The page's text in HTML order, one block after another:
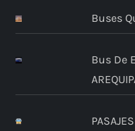
Buses
Bus De
PASAJES